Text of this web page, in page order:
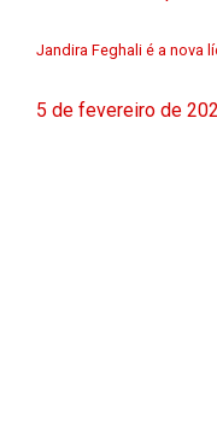
Jandira Feghali é a nova
5 de fevereiro de